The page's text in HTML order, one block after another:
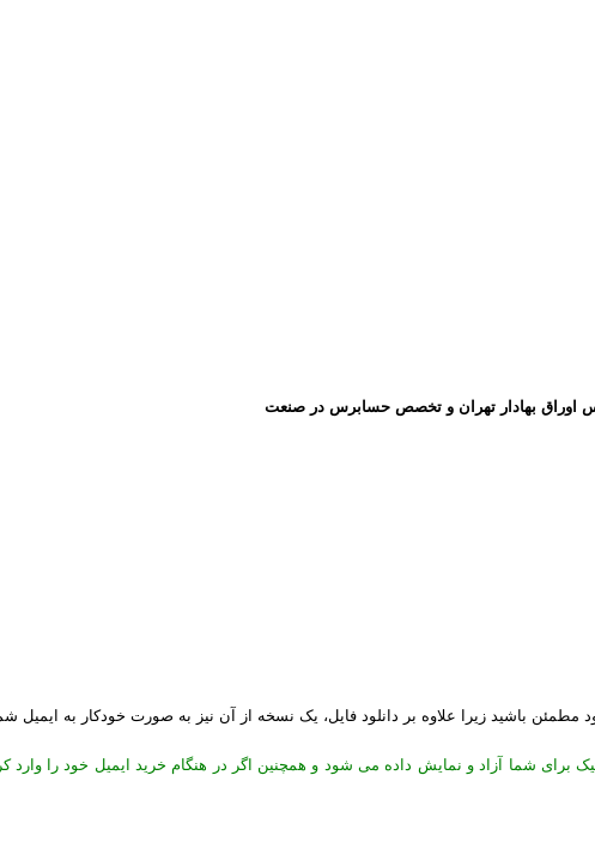
اوراق بهادار تهران و تخصص حسابرس در صنعت
مطمئن باشید زیرا علاوه بر دانلود فایل، یک نسخه از آن نیز به صورت خودکار به ایمیل
برای شما آزاد و نمایش داده می شود و همچنین اگر در هنگام خرید ایمیل خود را